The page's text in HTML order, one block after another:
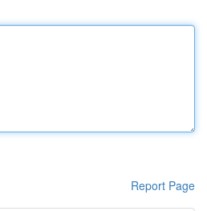
Report Page